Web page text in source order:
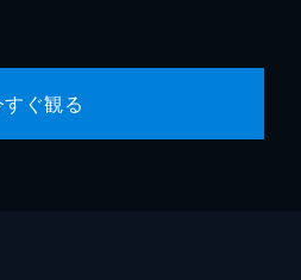
すぐ観る